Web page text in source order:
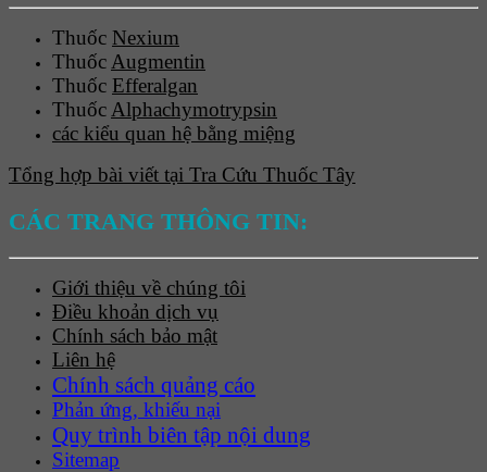
Thuốc Nexium
ThuốcAugmentin
Thuốc Efferalgan
ThuốcAlphachymotrypsin
các kiểu quan hệ bằng miệng
Tổng hợp bài viết tại Tra Cứu Thuốc Tây
CÁC TRANG THÔNG TIN:
Giới thiệu về chúng tôi
Điều khoản dịch vụ
Chính sách bảo mật
Liên hệ
Chính sách quảng cáo
Phản ứng, khiếu nại
Quy trình biên tập nội dung
Sitemap